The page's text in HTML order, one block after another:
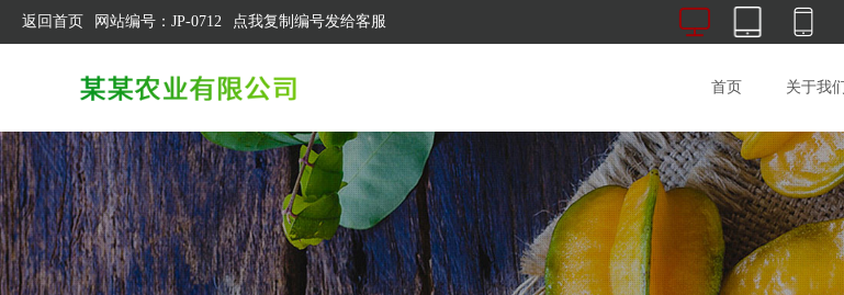
返回首页 网站编号：JP-0712 点我复制编号发给客服